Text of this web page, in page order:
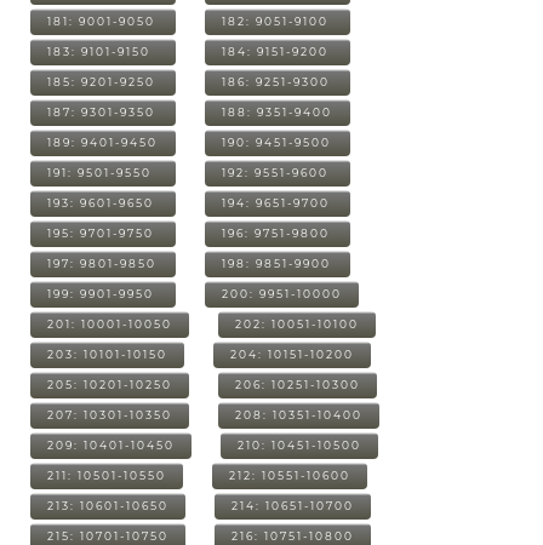
181: 9001-9050 182: 9051-9100
183: 9101-9150 184: 9151-9200
185: 9201-9250 186: 9251-9300
187: 9301-9350 188: 9351-9400
189: 9401-9450 190: 9451-9500
191: 9501-9550 192: 9551-9600
193: 9601-9650 194: 9651-9700
195: 9701-9750 196: 9751-9800
197: 9801-9850 198: 9851-9900
199: 9901-9950 200: 9951-10000
201: 10001-10050 202: 10051-10100
203: 10101-10150 204: 10151-10200
205: 10201-10250 206: 10251-10300
207: 10301-10350 208: 10351-10400
209: 10401-10450 210: 10451-10500
211: 10501-10550 212: 10551-10600
213: 10601-10650 214: 10651-10700
215: 10701-10750 216: 10751-10800